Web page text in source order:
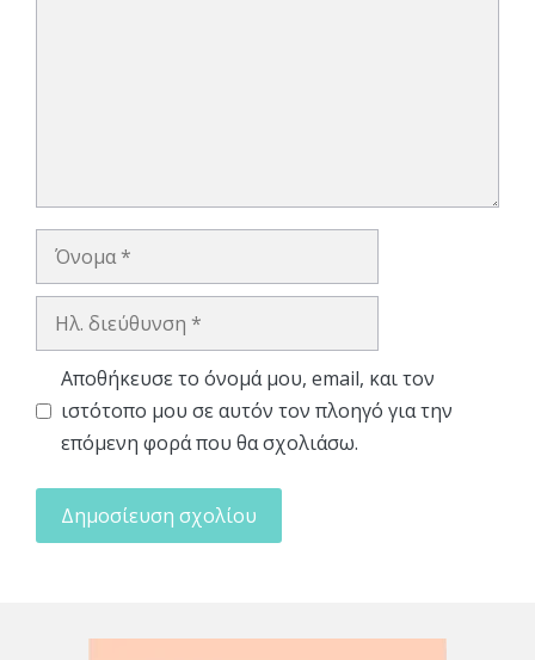
Όνομα
Ηλ.
Αποθήκευσε το όνομά μου, email, και τον
ιστότοπο μου σε αυτόν τον πλοηγό για την
επόμενη φορά που θα σχολιάσω.